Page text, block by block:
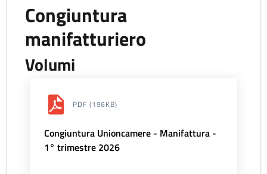
Congiuntura
manifatturiero
Volumi
PDF (196KB)
Congiuntura Unioncamere - Manifattura -
1° trimestre 2026